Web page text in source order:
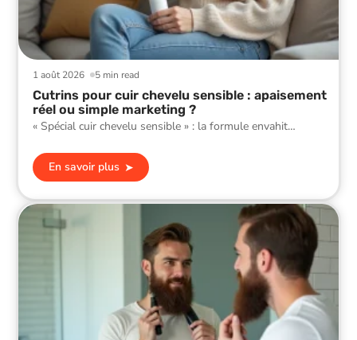
5 min read
1 août 2026
Cutrins pour cuir chevelu sensible : apaisement
réel ou simple marketing ?
« Spécial cuir chevelu sensible » : la formule envahit…
En savoir plus